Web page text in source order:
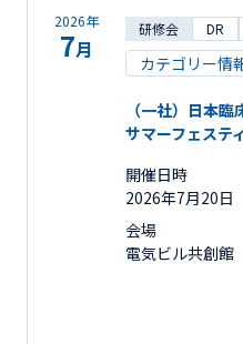
2026年
7月
研修会 DR
カテゴリー情
（一社）日本
サマーフェステ
開催日時
2026年7月20日
会場
電気ビル共創館